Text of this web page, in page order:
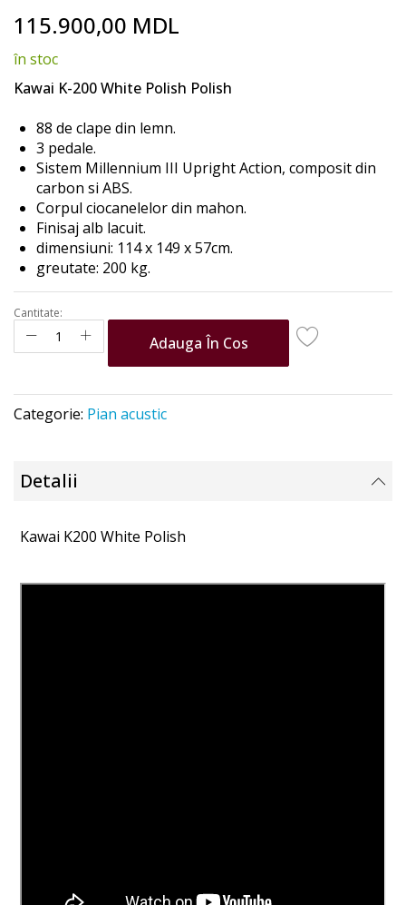
to
beginning
of
images
gallery
115.900,00 MDL
în stoc
Kawai K-200 White Polish Polish
88 de clape din lemn.
3 pedale.
Sistem Millennium III Upright Action, composit din
carbon si ABS.
Corpul ciocanelelor din mahon.
Finisaj alb lacuit.
dimensiuni: 114 x 149 x 57cm.
greutate: 200 kg.
Cantitate:
Adauga În Cos
Categorie: Pian acustic
Detalii
Kawai K200 White Polish